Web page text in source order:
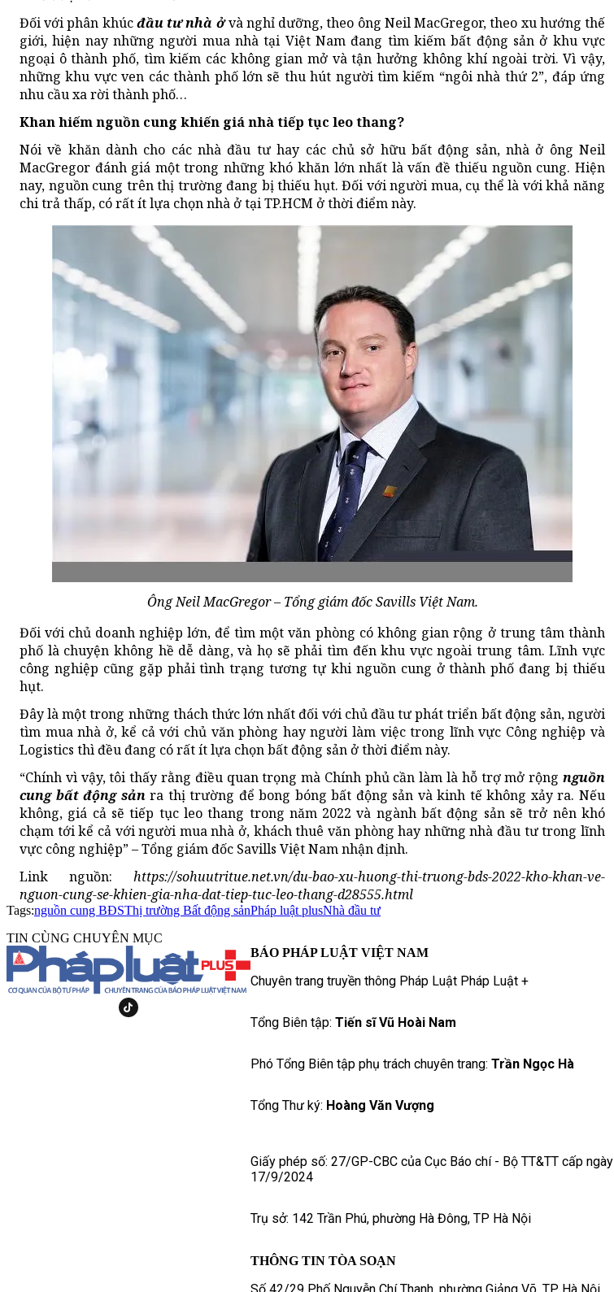
Đối với phân khúcđầu tư nhà ở và nghỉ dưỡng, theo ông Neil MacGregor, theo xu hướng thế
giới, hiện nay những người mua nhà tại Việt Nam đang tìm kiếm bất động sản ở khu vực
ngoại ô thành phố, tìm kiếm các không gian mở và tận hưởng không khí ngoài trời. Vì vậy,
những khu vực ven các thành phố lớn sẽ thu hút người tìm kiếm “ngôi nhà thứ 2”, đáp ứng
nhu cầu xa rời thành phố…
Khan hiếm nguồn cung khiến giá nhà tiếp tục leo thang?
Nói về khăn dành cho các nhà đầu tư hay các chủ sở hữu bất động sản, nhà ở ông Neil
MacGregor đánh giá một trong những khó khăn lớn nhất là vấn đề thiếu nguồn cung. Hiện
nay, nguồn cung trên thị trường đang bị thiếu hụt. Đối với người mua, cụ thể là với khả năng
chi trả thấp, có rất ít lựa chọn nhà ở tại TP.HCM ở thời điểm này.
Ông Neil MacGregor – Tổng giám đốc Savills Việt Nam.
Đối với chủ doanh nghiệp lớn, để tìm một văn phòng có không gian rộng ở trung tâm thành
phố là chuyện không hề dễ dàng, và họ sẽ phải tìm đến khu vực ngoài trung tâm. Lĩnh vực
công nghiệp cũng gặp phải tình trạng tương tự khi nguồn cung ở thành phố đang bị thiếu
hụt.
Đây là một trong những thách thức lớn nhất đối với chủ đầu tư phát triển bất động sản, người
tìm mua nhà ở, kể cả với chủ văn phòng hay người làm việc trong lĩnh vực Công nghiệp và
Logistics thì đều đang có rất ít lựa chọn bất động sản ở thời điểm này.
“Chính vì vậy, tôi thấy rằng điều quan trọng mà Chính phủ cần làm là hỗ trợ mở rộng nguồn
cung bất động sảnra thị trường để bong bóng bất động sản và kinh tế không xảy ra. Nếu
không, giá cả sẽ tiếp tục leo thang trong năm 2022 và ngành bất động sản sẽ trở nên khó
chạm tới kể cả với người mua nhà ở, khách thuê văn phòng hay những nhà đầu tư trong lĩnh
vực công nghiệp” – Tổng giám đốc Savills Việt Nam nhận định.
Link nguồn: https://sohuutritue.net.vn/du-bao-xu-huong-thi-truong-bds-2022-kho-khan-ve-
nguon-cung-se-khien-gia-nha-dat-tiep-tuc-leo-thang-d28555.html
Tags:nguồn cung BĐSThị trường Bất động sảnPháp luật plusNhà đầu tư
TIN CÙNG CHUYÊN MỤC
BÁO PHÁP LUẬT VIỆT NAM
Chuyên trang truyền thông Pháp Luật Pháp Luật +
Tổng Biên tập: Tiến sĩ Vũ Hoài Nam
Phó Tổng Biên tập phụ trách chuyên trang: Trần Ngọc Hà
Tổng Thư ký: Hoàng Văn Vượng
Giấy phép số: 27/GP-CBC của Cục Báo chí - Bộ TT&TT cấp ngày
17/9/2024
Trụ sở: 142 Trần Phú, phường Hà Đông, TP Hà Nội
THÔNG TIN TÒA SOẠN